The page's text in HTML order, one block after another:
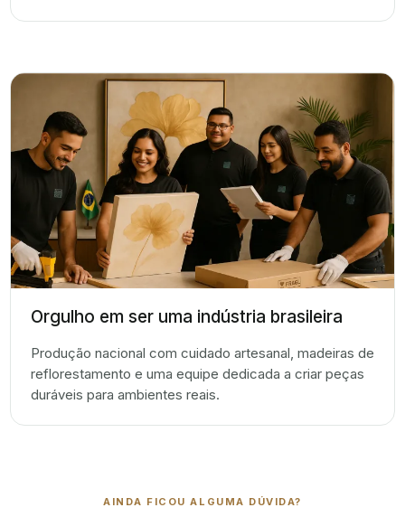
Orgulho em ser uma indústria brasileira
Produção nacional com cuidado artesanal, madeiras de
reflorestamento e uma equipe dedicada a criar peças
duráveis para ambientes reais.
AINDA FICOU ALGUMA DÚVIDA?